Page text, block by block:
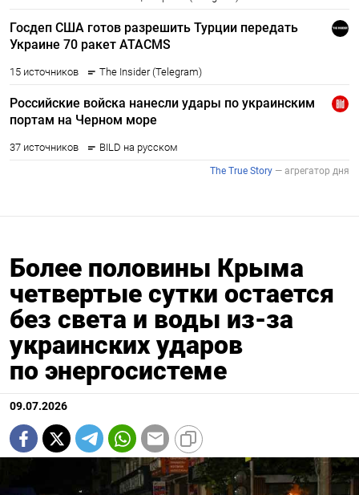
Более половины Крыма
четвертые сутки остается
без света и воды из-за
украинских ударов
по энергосистеме
09.07.2026